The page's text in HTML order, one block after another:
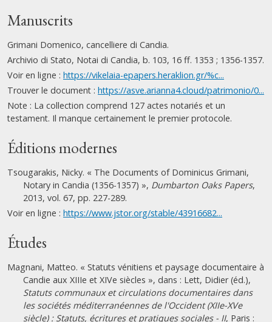
Manuscrits
Grimani Domenico, cancelliere di Candia.
Archivio di Stato, Notai di Candia, b. 103, 16 ff. 1353 ; 1356-1357.
Voir en ligne : https://vikelaia-epapers.heraklion.gr/%c...
Trouver le document : https://asve.arianna4.cloud/patrimonio/0...
Note : La collection comprend 127 actes notariés et un
testament. Il manque certainement le premier protocole.
Éditions modernes
Tsougarakis, Nicky. « The Documents of Dominicus Grimani,
Notary in Candia (1356-1357) », Dumbarton Oaks Papers,
2013, vol. 67, pp. 227-289.
Voir en ligne : https://www.jstor.org/stable/43916682...
Études
Magnani, Matteo. « Statuts vénitiens et paysage documentaire à
Candie aux XIIIe et XIVe siècles », dans : Lett, Didier (éd.),
Statuts communaux et circulations documentaires dans
les sociétés méditerranéennes de l'Occident (XIIe-XVe
siècle) : Statuts, écritures et pratiques sociales - II, Paris :